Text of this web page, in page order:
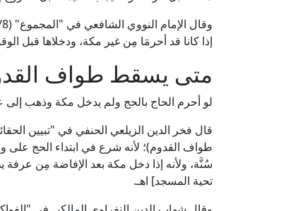
إذا كانا قد أحرمَا مِن غير مكة، ودخلاها قبل
متى يسقط طواف
لو أحرم الحاج بالحج ولم يدخل مكة وذهب
طواف القدوم)؛ لأنه شرع في ابتداء الحج على
سُنَّة، ولأنه إذا دخل مكة بعد الإفاضة مِن
تحية المسجد] اهـ.